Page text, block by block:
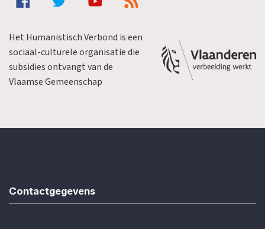
Het Humanistisch Verbond is een
sociaal-culturele organisatie die
subsidies ontvangt van de
Vlaamse Gemeenschap
Contactgegevens